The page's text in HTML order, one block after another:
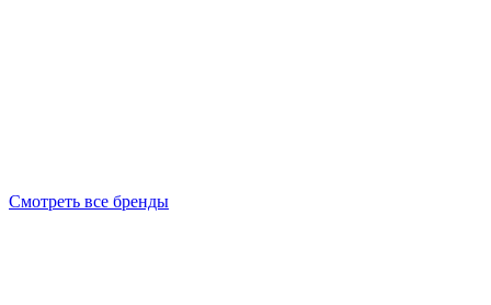
Смотреть все бренды